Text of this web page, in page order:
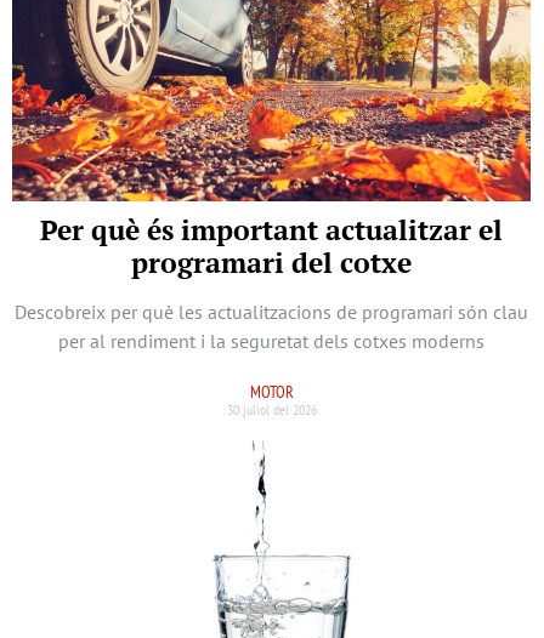
Per què és important actualitzar el
programari del cotxe
Descobreix per què les actualitzacions de programari són clau
per al rendiment i la seguretat dels cotxes moderns
MOTOR
30 juliol del 2026